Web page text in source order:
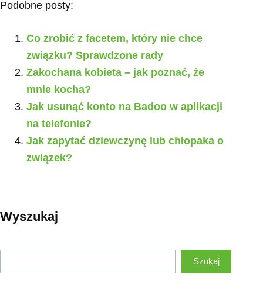
Podobne posty:
Co zrobić z facetem, który nie chce
związku? Sprawdzone rady
Zakochana kobieta – jak poznać, że
mnie kocha?
Jak usunąć konto na Badoo w aplikacji
na telefonie?
Jak zapytać dziewczynę lub chłopaka o
związek?
Wyszukaj
Szukaj